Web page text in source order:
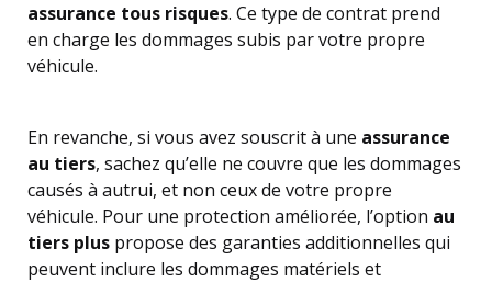
assurance tous risques. Ce type de contrat prend
en charge les dommages subis par votre propre
véhicule.
En revanche, si vous avez souscrit à une assurance
au tiers, sachez qu’elle ne couvre que les dommages
causés à autrui, et non ceux de votre propre
véhicule. Pour une protection améliorée, l’option au
tiers plus propose des garanties additionnelles qui
peuvent inclure les dommages matériels et